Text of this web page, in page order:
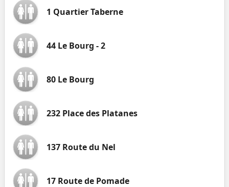
1 Quartier Taberne
44 Le Bourg - 2
80 Le Bourg
232 Place des Platanes
137 Route du Nel
17 Route de Pomade